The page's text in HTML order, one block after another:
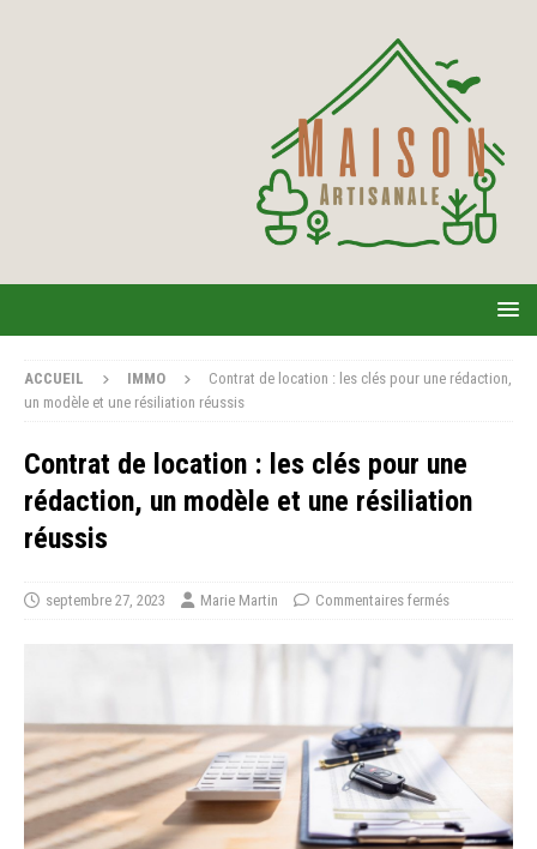
ACCUEIL IMMO
Contrat de location : les clés pour une rédaction,
un modèle et une résiliation réussis
Contrat de location : les clés pour une
rédaction, un modèle et une résiliation
réussis
septembre 27, 2023 Marie Martin Commentaires fermés